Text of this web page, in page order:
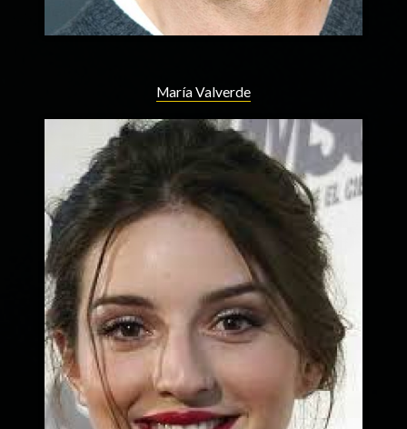
María Valverde